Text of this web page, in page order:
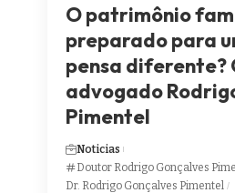
O patrimônio
preparado para
pensa diferente?
advogado
Pimentel
Noticias
Doutor Rodrigo Gonçalves
Dr. Rodrigo Gonçalves Pimentel